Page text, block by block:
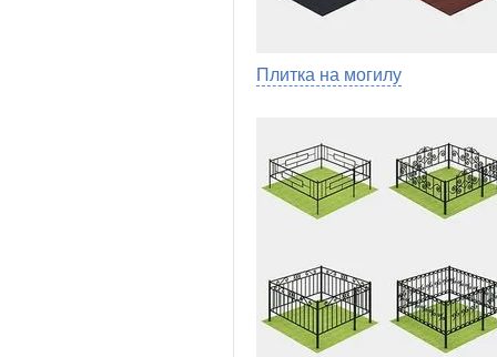
Плитка на могилу